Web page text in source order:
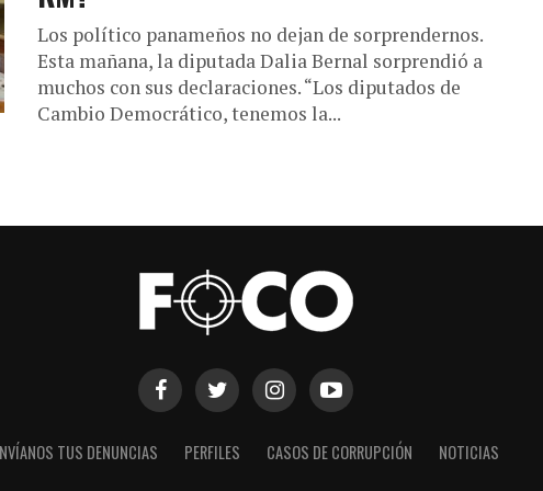
Los político panameños no dejan de sorprendernos.
Esta mañana, la diputada Dalia Bernal sorprendió a
muchos con sus declaraciones. “Los diputados de
Cambio Democrático, tenemos la...
TUS DENUNCIAS PERFILES CASOS DE CORRUPCIÓN NOTICIAS